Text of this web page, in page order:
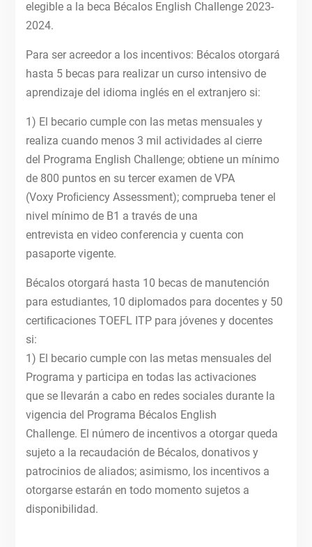
elegible a la beca Bécalos English Challenge 2023-
2024.
Para ser acreedor a los incentivos: Bécalos otorgará
hasta 5 becas para realizar un curso intensivo de
aprendizaje del idioma inglés en el extranjero si:
1) El becario cumple con las metas mensuales y
realiza cuando menos 3 mil actividades al cierre
del Programa English Challenge; obtiene un mínimo
de 800 puntos en su tercer examen de VPA
(Voxy Proﬁciency Assessment); comprueba tener el
nivel mínimo de B1 a través de una
entrevista en video conferencia y cuenta con
pasaporte vigente.
Bécalos otorgará hasta 10 becas de manutención
para estudiantes, 10 diplomados para docentes y 50
certiﬁcaciones TOEFL ITP para jóvenes y docentes
si:
1) El becario cumple con las metas mensuales del
Programa y participa en todas las activaciones
que se llevarán a cabo en redes sociales durante la
vigencia del Programa Bécalos English
Challenge. El número de incentivos a otorgar queda
sujeto a la recaudación de Bécalos, donativos y
patrocinios de aliados; asimismo, los incentivos a
otorgarse estarán en todo momento sujetos a
disponibilidad.